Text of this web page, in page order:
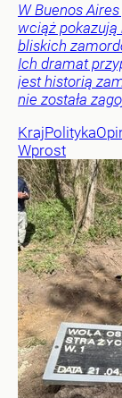
W Buenos
wciąż
bliskich
Ich dramat
jest historią
nie została
KrajPolityka
Wprost